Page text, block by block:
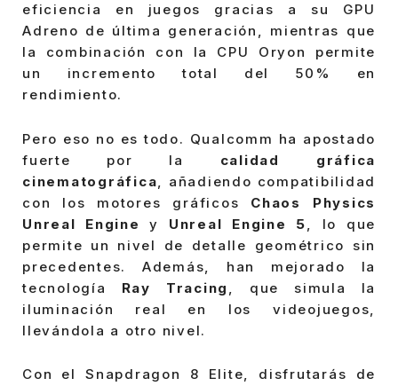
eficiencia en juegos gracias a su GPU
Adreno de última generación, mientras que
la combinación con la CPU Oryon permite
un incremento total del 50% en
rendimiento.
Pero eso no es todo. Qualcomm ha apostado
fuerte por la calidad gráfica
cinematográfica , añadiendo compatibilidad
con los motores gráficos Chaos Physics
Unreal Engine
y Unreal Engine 5
, lo que
permite un nivel de detalle geométrico sin
precedentes. Además, han mejorado la
tecnología Ray Tracing
, que simula la
iluminación real en los videojuegos,
llevándola a otro nivel.
Con el Snapdragon 8 Elite, disfrutarás de